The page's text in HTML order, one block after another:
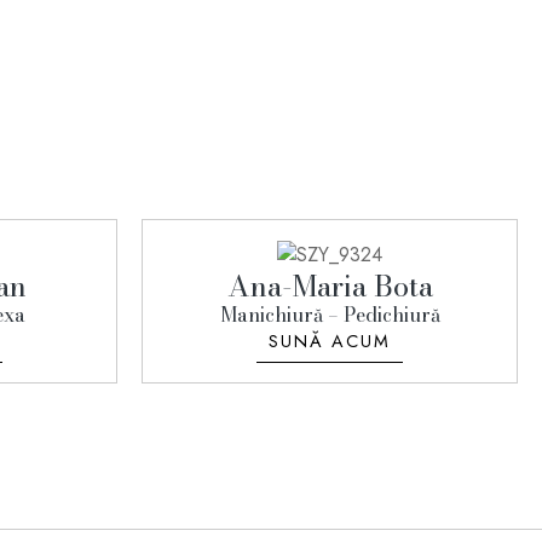
Ana-Maria Bota
Manichiură – Pedichiură
SUNĂ ACUM